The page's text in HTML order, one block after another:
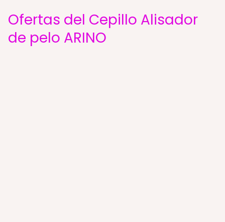
Ofertas del Cepillo Alisador
de pelo ARINO